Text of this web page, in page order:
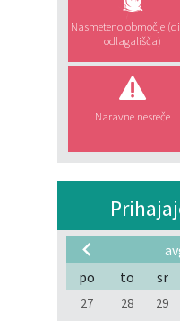
Nasmeteno območje
odlagališča)
Naravne nesreče
po
to sr
27 28 29